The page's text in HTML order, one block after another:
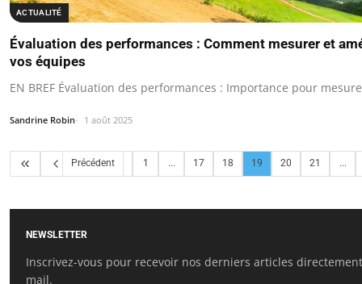
ACTUALITÉ
Évaluation des performances : Comment mesurer et
vos équipes
EN BREF Évaluation des performances : Importance pour
Sandrine Robin 1 août 2025
Précédent 1 ... 17 18 19 20 21 ...
NEWSLETTER
Inscrivez-vous pour recevoir nos derniers articles
mail.